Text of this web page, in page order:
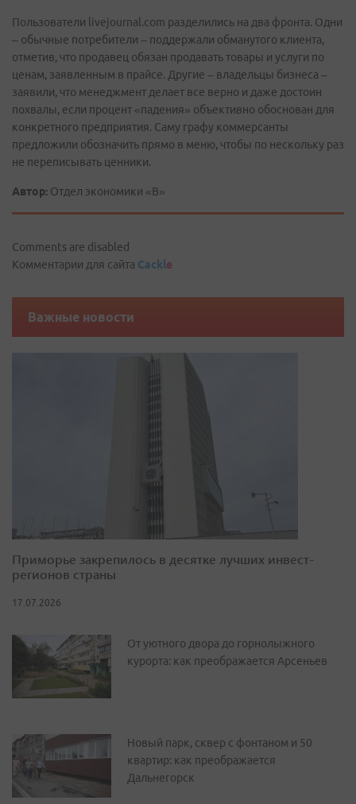
Пользователи livejournal.com разделились на два фронта. Одни
– обычные потребители – поддержали обманутого клиента,
отметив, что продавец обязан продавать товары и услуги по
ценам, заявленным в прайсе. Другие – владельцы бизнеса –
заявили, что менеджмент делает все верно и даже достоин
похвалы, если процент «падения» объективно обоснован для
конкретного предприятия. Саму графу коммерсанты
предложили обозначить прямо в меню, чтобы по нескольку раз
не переписывать ценники.
Автор: Отдел экономики «В»
Comments are disabled
Комментарии для сайта Cackle
Важные новости
Приморье закрепилось в десятке лучших инвест-
регионов страны
17.07.2026
От уютного двора до горнолыжного
курорта: как преображается Арсеньев
Новый парк, сквер с фонтаном и 50
квартир: как преображается
Дальнегорск